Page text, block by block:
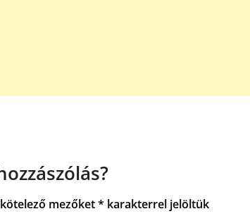
mezőket* karakterrel jelöltük